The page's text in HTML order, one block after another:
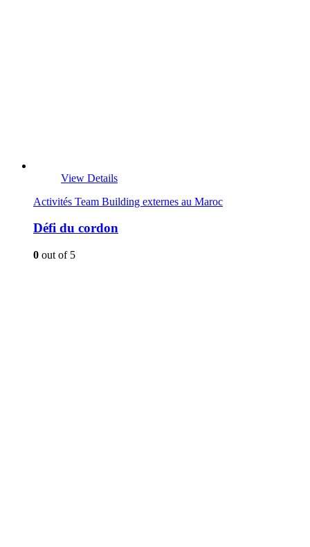
View Details
Activités Team Building externes au Maroc
Défi du cordon
0 out of 5